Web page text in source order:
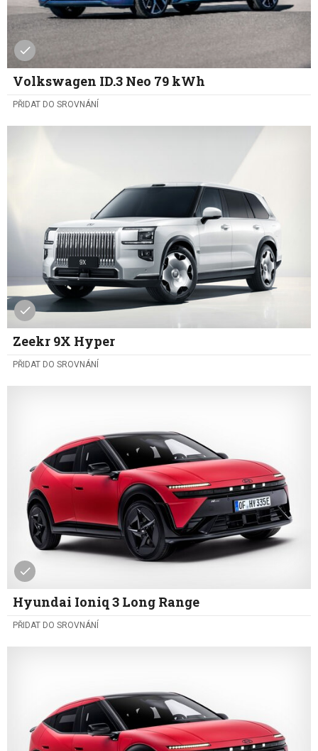
Volkswagen ID.3 Neo 79 kWh
PŘIDAT DO SROVNÁNÍ
Zeekr 9X Hyper
PŘIDAT DO SROVNÁNÍ
Hyundai Ioniq 3 Long Range
PŘIDAT DO SROVNÁNÍ